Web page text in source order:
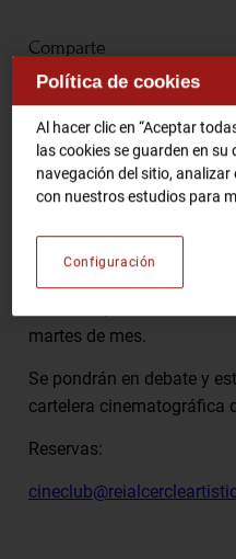
RCA TV
Gastronomic
Entradas Eventos
CA
Comparte
Tertulia con el deseo de
cine, la asistencia a los
de Barcelona que
el asesoramiento de
martes de mes.
Se pondrán en debate y
cartelera cinematográfica
Reservas:
Política de cookies
Al hacer clic en “Aceptar
las cookies se guarden en
navegación del sitio,
con nuestros estudios para
Configuración